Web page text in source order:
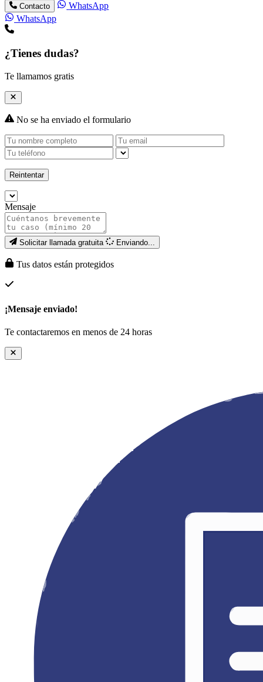
Contacto
WhatsApp
WhatsApp
¿Tienes dudas?
Te llamamos gratis
No se ha enviado el formulario
Reintentar
Mensaje
Solicitar llamada gratuita Enviando...
Tus datos están protegidos
¡Mensaje enviado!
Te contactaremos en menos de 24 horas